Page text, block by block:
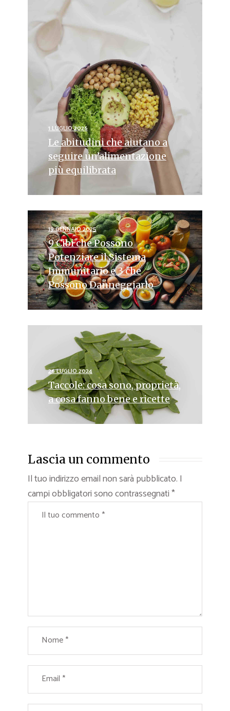
1 LUGLIO 2026
Le abitudini che aiutano a
seguire un’alimentazione
più equilibrata
19 GENNAIO 2025
9 Cibi che Possono
Potenziare il Sistema
Immunitario e 3 che
Possono Danneggiarlo
26 LUGLIO 2024
Taccole: cosa sono, proprietà,
a cosa fanno bene e ricette
Lascia un commento
Il tuo indirizzo email non sarà pubblicato. I
campi obbligatori sono contrassegnati*